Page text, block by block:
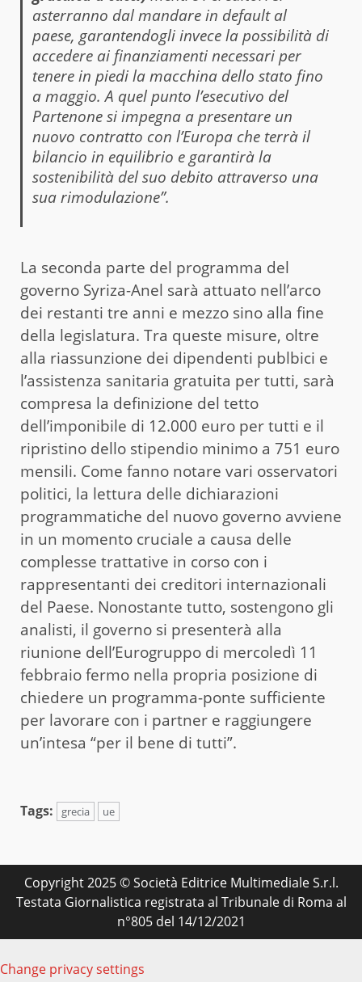
asterranno dal mandare in default al
paese, garantendogli invece la possibilità di
accedere ai finanziamenti necessari per
tenere in piedi la macchina dello stato fino
a maggio. A quel punto l’esecutivo del
Partenone si impegna a presentare un
nuovo contratto con l’Europa che terrà il
bilancio in equilibrio e garantirà la
sostenibilità del suo debito attraverso una
sua rimodulazione”.
La seconda parte del programma del
governo Syriza-Anel sarà attuato nell’arco
dei restanti tre anni e mezzo sino alla fine
della legislatura. Tra queste misure, oltre
alla riassunzione dei dipendenti publbici e
l’assistenza sanitaria gratuita per tutti, sarà
compresa la definizione del tetto
dell’imponibile di 12.000 euro per tutti e il
ripristino dello stipendio minimo a 751 euro
mensili. Come fanno notare vari osservatori
politici, la lettura delle dichiarazioni
programmatiche del nuovo governo avviene
in un momento cruciale a causa delle
complesse trattative in corso con i
rappresentanti dei creditori internazionali
del Paese. Nonostante tutto, sostengono gli
analisti, il governo si presenterà alla
riunione dell’Eurogruppo di mercoledì 11
febbraio fermo nella propria posizione di
chiedere un programma-ponte sufficiente
per lavorare con i partner e raggiungere
un’intesa “per il bene di tutti”.
Tags: grecia ue
Copyright 2025 © Società Editrice Multimediale S.r.l.
Testata Giornalistica registrata al Tribunale di Roma al
n°805 del 14/12/2021
Change privacy settings